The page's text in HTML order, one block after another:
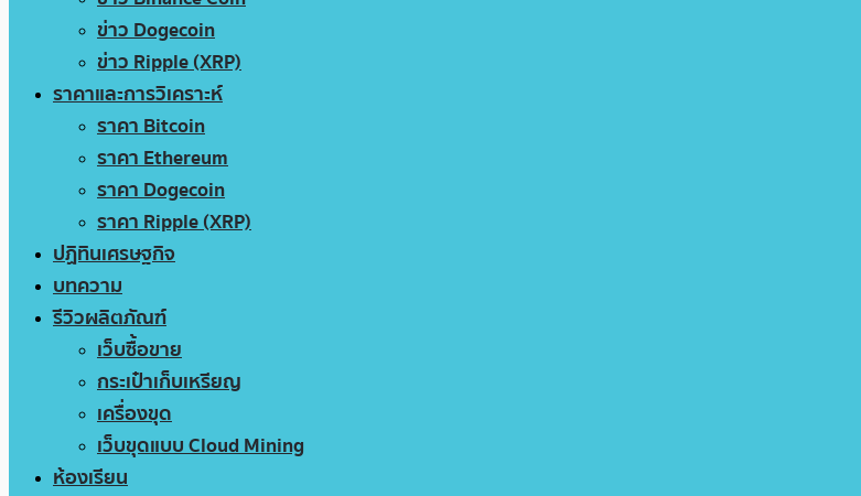
ข่าว Dogecoin
ข่าว Ripple (XRP)
ราคาและการวิเคราะห์
ราคา Bitcoin
ราคา Ethereum
ราคา Dogecoin
ราคา Ripple (XRP)
ปฏิทินเศรษฐกิจ
บทความ
รีวิวผลิตภัณฑ์
เว็บซื้อขาย
กระเป๋าเก็บเหรียญ
เครื่องขุด
เว็บขุดแบบ Cloud Mining
ห้องเรียน